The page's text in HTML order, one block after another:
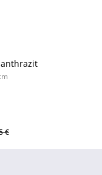
anthrazit
€